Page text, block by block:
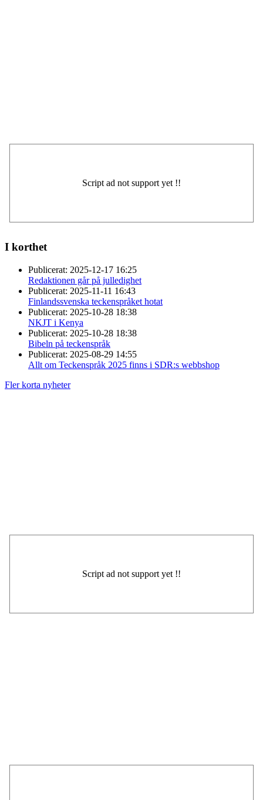
I korthet
Publicerat: 2025-12-17 16:25
Redaktionen går på julledighet
Publicerat: 2025-11-11 16:43
Finlandssvenska teckenspråket hotat
Publicerat: 2025-10-28 18:38
NKJT i Kenya
Publicerat: 2025-10-28 18:38
Bibeln på teckenspråk
Publicerat: 2025-08-29 14:55
Allt om Teckenspråk 2025 finns i SDR:s webbshop
Fler korta nyheter